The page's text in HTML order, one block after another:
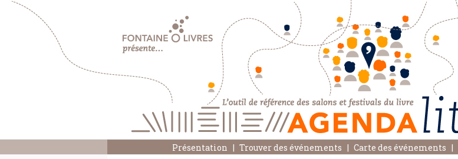
Présentation Trouver des événements Carte des événements